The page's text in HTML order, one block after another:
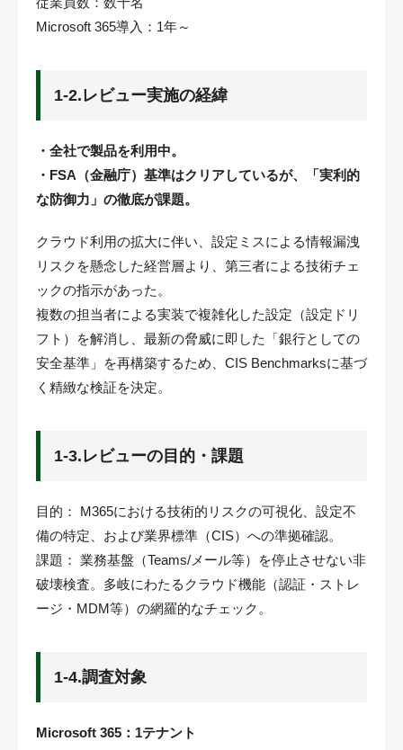
Microsoft 365導入：1年～
1-2.レビュー実施の経緯
・全社で製品を利用中。
・FSA（金融庁）基準はクリアしているが、「実利的
な防御力」の徹底が課題。
クラウド利用の拡大に伴い、設定ミスによる情報漏洩
リスクを懸念した経営層より、第三者による技術チェ
ックの指示があった。
複数の担当者による実装で複雑化した設定（設定ドリ
フト）を解消し、最新の脅威に即した「銀行としての
安全基準」を再構築するため、CIS Benchmarksに基づ
く精緻な検証を決定。
1-3.レビューの目的・課題
目的： M365における技術的リスクの可視化、設定不
備の特定、および業界標準（CIS）への準拠確認。
課題： 業務基盤（Teams/メール等）を停止させない非
破壊検査。多岐にわたるクラウド機能（認証・ストレ
ージ・MDM等）の網羅的なチェック。
1-4.調査対象
Microsoft 365：1テナント